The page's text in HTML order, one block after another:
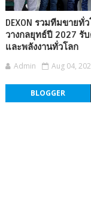
DEXON รวมทีมขายทั่
วางกลยุทธ์ปี 2027 รั
และพลังงานทั่วโลก
Admin Aug 04,
BLOGGER